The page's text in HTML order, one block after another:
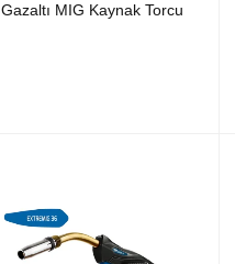
Gazaltı MIG Kaynak Torcu